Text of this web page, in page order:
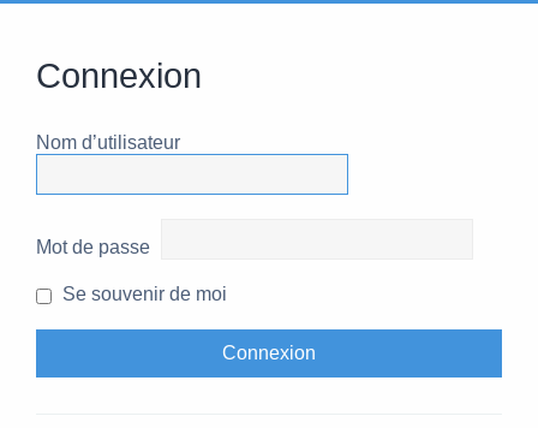
Connexion
Nom d’utilisateur
Mot de passe
Se souvenir de moi